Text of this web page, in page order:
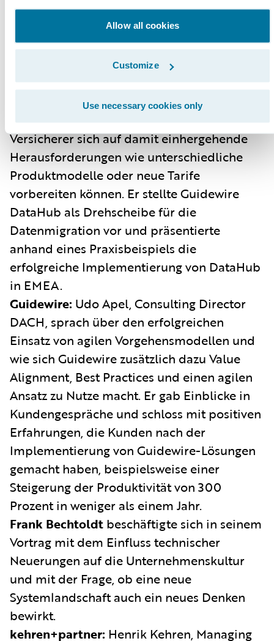
Allow all cookies
Customize
Use necessary cookies only
schlussendlich eine verbesserte
Kundenerfahrung sicherstellen wird.
Basler Versicherungen:Andreas Jud, Product
Owner Migration und Guidewire DataHub,
zeigte auf, welche Aspekte es bei der
Geschäftstransformation zu einem neuen
Produkt zu beachten gilt. Er erläuterte, wie
Versicherer sich auf damit einhergehende
Herausforderungen wie unterschiedliche
Produktmodelle oder neue Tarife
vorbereiten können. Er stellte Guidewire
DataHub als Drehscheibe für die
Datenmigration vor und präsentierte
anhand eines Praxisbeispiels die
erfolgreiche Implementierung von DataHub
in EMEA.
Guidewire: Udo Apel, Consulting Director
DACH, sprach über den erfolgreichen
Einsatz von agilen Vorgehensmodellen und
wie sich Guidewire zusätzlich dazu Value
Alignment, Best Practices und einen agilen
Ansatz zu Nutze macht. Er gab Einblicke in
Kundengespräche und schloss mit positiven
Erfahrungen, die Kunden nach der
Implementierung von Guidewire-Lösungen
gemacht haben, beispielsweise einer
Steigerung der Produktivität von 300
Prozent in weniger als einem Jahr.
Frank Bechtoldt beschäftigte sich in seinem
Vortrag mit dem Einfluss technischer
Neuerungen auf die Unternehmenskultur
und mit der Frage, ob eine neue
Systemlandschaft auch ein neues Denken
bewirkt.
kehren+partner: Henrik Kehren, Managing